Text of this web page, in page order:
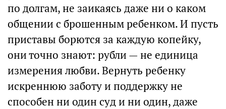
по долгам, не заикаясь даже ни о каком
общении с брошенным ребенком. И пусть
приставы борются за каждую копейку,
они точно знают: рубли — не единица
измерения любви. Вернуть ребенку
искреннюю заботу и поддержку не
способен ни один суд и ни один, даже